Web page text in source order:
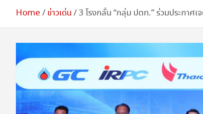
Home ข่าวเด่น 3 โรงกลั่น “กลุ่ม ปตท.” ร่วมประกาศ